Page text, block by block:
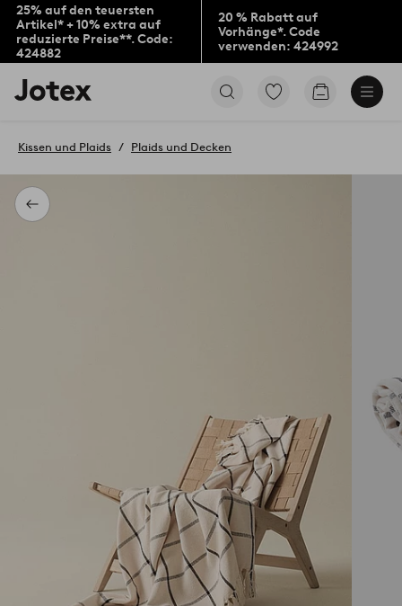
25% auf den teuersten
Artikel* + 10% extra auf
reduzierte Preise**. Code:
424882
20 % Rabatt auf
Vorhänge*. Code
verwenden: 424992
Jotex-
Logo
Startseite
Zu
Produkten
Zum
Zurück
Kissen und Plaids Plaids und Decken